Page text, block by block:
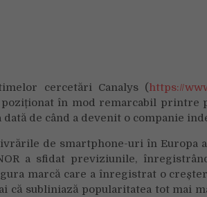
cercetări Canalys (https://
poziționat în mod remarcabil
de când a devenit o companie
de smartphone-uri în Europa
a sfidat previziunile,
marcă care a înregistrat o
că subliniază popularitatea tot mai